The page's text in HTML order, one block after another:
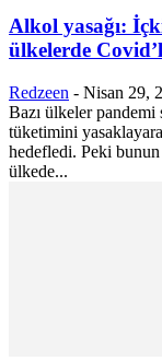
Alkol yasağı:
ülkelerde
Redzeen - Nisan 29,
Bazı ülkeler pandemi
tüketimini
hedefledi. Peki
ülkede...